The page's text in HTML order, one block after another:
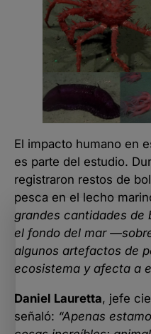
El impacto humano en
es parte del estudio.
registraron restos de
pesca en el lecho
grandes cantidades de
el fondo del mar
algunos artefactos de
ecosistema y afecta a
Daniel Lauretta, jefe
señaló: “Apenas